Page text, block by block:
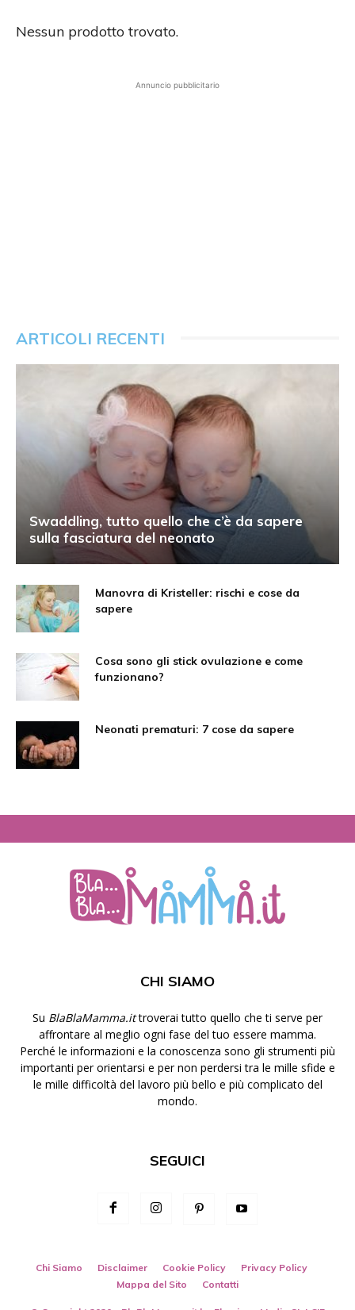
Nessun prodotto trovato.
Annuncio pubblicitario
ARTICOLI RECENTI
Swaddling, tutto quello che c’è da sapere
sulla fasciatura del neonato
Manovra di Kristeller: rischi e cose da
sapere
Cosa sono gli stick ovulazione e come
funzionano?
Neonati prematuri: 7 cose da sapere
CHI SIAMO
Su BlaBlaMamma.ittroverai tutto quello che ti serve per
affrontare al meglio ogni fase del tuo essere mamma.
Perché le informazioni e la conoscenza sono gli strumenti più
importanti per orientarsi e per non perdersi tra le mille sfide e
le mille difficoltà del lavoro più bello e più complicato del
mondo.
SEGUICI
Chi Siamo Disclaimer Cookie Policy
Privacy Policy
Mappa del Sito
Contatti